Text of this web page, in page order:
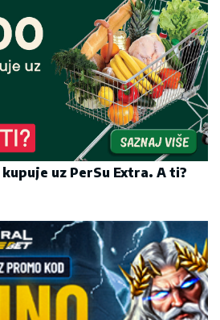
kupuje uz PerSu Extra. A ti?